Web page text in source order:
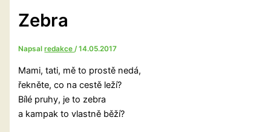
Zebra
Napsalredakce/14.05.2017
Mami, tati, mě to prostě nedá,
řekněte, co na cestě leží?
Bílé pruhy, je to zebra
a kampak to vlastně běží?